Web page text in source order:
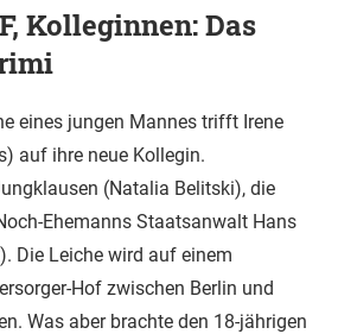
Kolleginnen: Das
eines jungen Mannes trifft Irene
auf ihre neue Kollegin.
(Natalia Belitski), die
Ehemanns Staatsanwalt Hans
Die Leiche wird auf einem
Hof zwischen Berlin und
Was aber brachte den 18-jährigen